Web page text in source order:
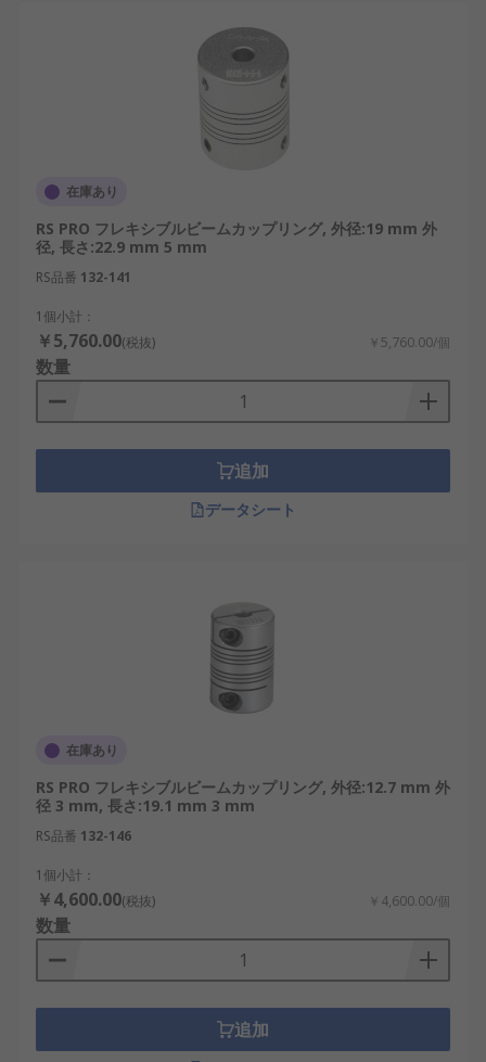
在庫あり
RS PRO フレキシブルビームカップリング, 外径:19 mm 外
径, 長さ:22.9 mm 5 mm
RS品番 132-141
1個小計：
￥5,760.00(税抜) ￥5,760.00/個
数量
追加
データシート
在庫あり
RS PRO フレキシブルビームカップリング, 外径:12.7 mm 外
径 3 mm, 長さ:19.1 mm 3 mm
RS品番 132-146
1個小計：
￥4,600.00(税抜) ￥4,600.00/個
数量
追加